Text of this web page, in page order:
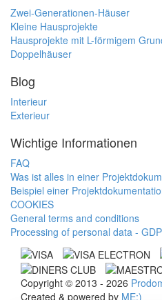
Zwei-Generationen-Häuser
Kleine Hausprojekte
Hausprojekte mit L-förmigem
Doppelhäuser
Blog
Interieur
Exterieur
Wichtige Informationen
FAQ
Was ist alles in einer
Beispiel einer
COOKIES
General terms and conditions
Processing of personal data -
Copyright © 2013 - 2026
Created & powered by ME:)